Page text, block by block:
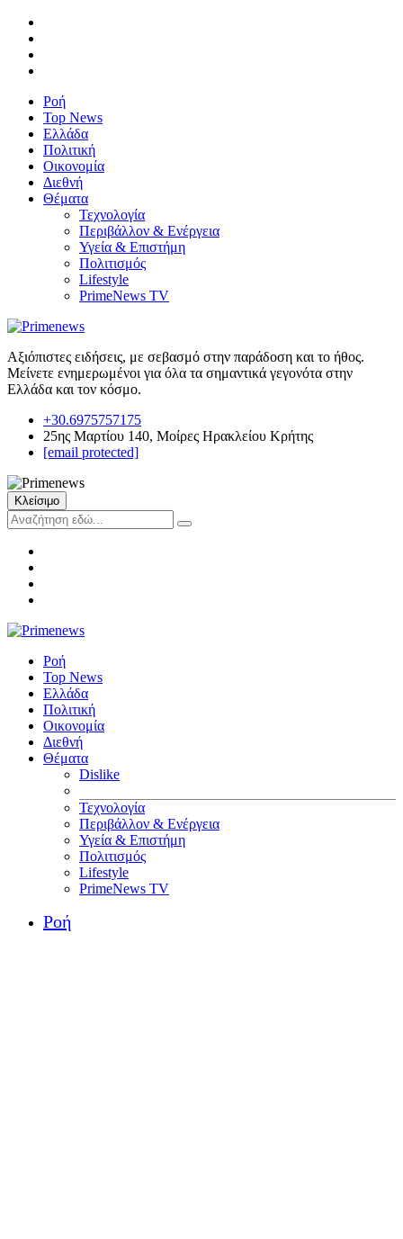
Ροή
Top News
Ελλάδα
Πολιτική
Οικονομία
Διεθνή
Θέματα
Τεχνολογία
Περιβάλλον & Ενέργεια
Υγεία & Επιστήμη
Πολιτισμός
Lifestyle
PrimeNews TV
Αξιόπιστες ειδήσεις, με σεβασμό στην παράδοση και το ήθος.
Μείνετε ενημερωμένοι για όλα τα σημαντικά γεγονότα στην
Ελλάδα και τον κόσμο.
+30.6975757175
25ης Μαρτίου 140, Μοίρες Ηρακλείου Κρήτης
[email protected]
Κλείσιμο
Ροή
Top News
Ελλάδα
Πολιτική
Οικονομία
Διεθνή
Θέματα
Dislike
Τεχνολογία
Περιβάλλον & Ενέργεια
Υγεία & Επιστήμη
Πολιτισμός
Lifestyle
PrimeNews TV
Ροή